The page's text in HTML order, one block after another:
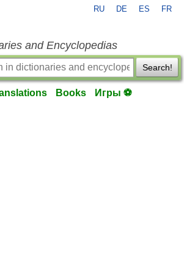
RU DE ES FR
and Encyclopedias
Search!
Books Игры ⚽